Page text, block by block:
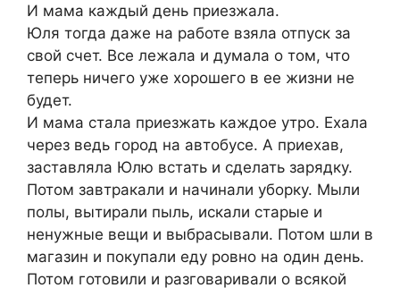
И мама каждый день приезжала.
Юля тогда даже на работе взяла отпуск за
свой счет. Все лежала и думала о том, что
теперь ничего уже хорошего в ее жизни не
будет.
И мама стала приезжать каждое утро. Ехала
через ведь город на автобусе. А приехав,
заставляла Юлю встать и сделать зарядку.
Потом завтракали и начинали уборку. Мыли
полы, вытирали пыль, искали старые и
ненужные вещи и выбрасывали. Потом шли в
магазин и покупали еду ровно на один день.
Потом готовили и разговаривали о всякой